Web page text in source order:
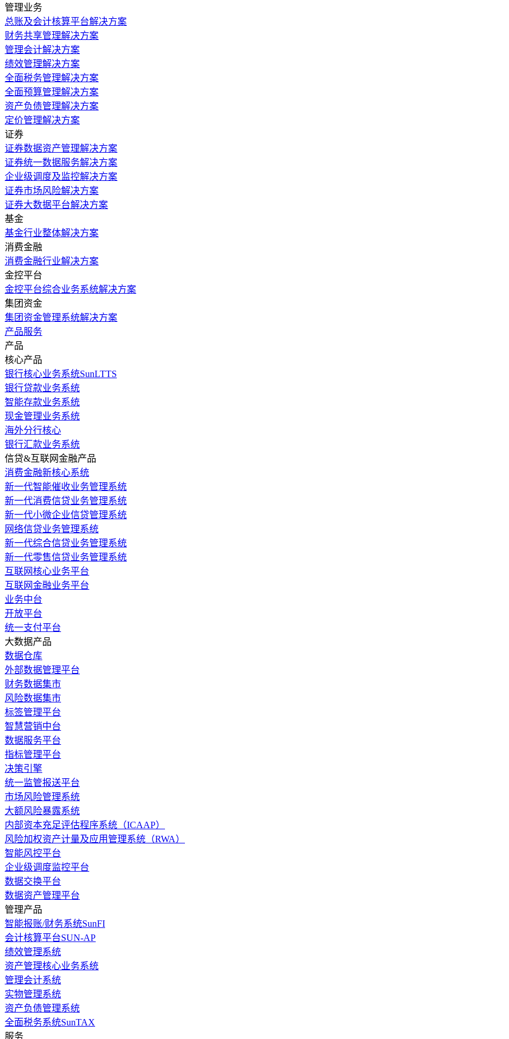
管理业务
总账及会计核算平台解决方案
财务共享管理解决方案
管理会计解决方案
绩效管理解决方案
全面税务管理解决方案
全面预算管理解决方案
资产负债管理解决方案
定价管理解决方案
证券
证券数据资产管理解决方案
证券统一数据服务解决方案
企业级调度及监控解决方案
证券市场风险解决方案
证券大数据平台解决方案
基金
基金行业整体解决方案
消费金融
消费金融行业解决方案
金控平台
金控平台综合业务系统解决方案
集团资金
集团资金管理系统解决方案
产品服务
产品
核心产品
银行核心业务系统SunLTTS
银行贷款业务系统
智能存款业务系统
现金管理业务系统
海外分行核心
银行汇款业务系统
信贷&互联网金融产品
消费金融新核心系统
新一代智能催收业务管理系统
新一代消费信贷业务管理系统
新一代小微企业信贷管理系统
网络信贷业务管理系统
新一代综合信贷业务管理系统
新一代零售信贷业务管理系统
互联网核心业务平台
互联网金融业务平台
业务中台
开放平台
统一支付平台
大数据产品
数据仓库
外部数据管理平台
财务数据集市
风险数据集市
标签管理平台
智慧营销中台
数据服务平台
指标管理平台
决策引擎
统一监管报送平台
市场风险管理系统
大额风险暴露系统
内部资本充足评估程序系统（ICAAP）
风险加权资产计量及应用管理系统（RWA）
智能风控平台
企业级调度监控平台
数据交换平台
数据资产管理平台
管理产品
智能报账/财务系统SunFI
会计核算平台SUN-AP
绩效管理系统
资产管理核心业务系统
管理会计系统
实物管理系统
资产负债管理系统
全面税务系统SunTAX
服务